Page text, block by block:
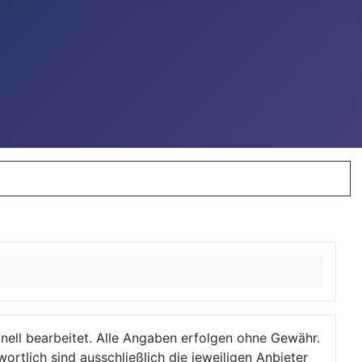
bearbeitet. Alle Angaben erfolgen ohne Gewähr.
sind ausschließlich die jeweiligen Anbieter